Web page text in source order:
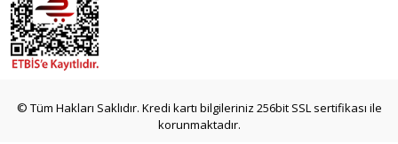
© Tüm Hakları Saklıdır. Kredi kartı bilgileriniz 256bit SSL sertifikası ile
korunmaktadır.